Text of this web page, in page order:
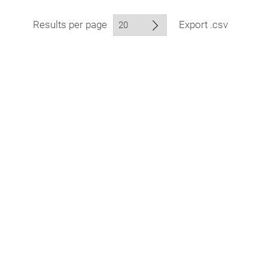
Results per page Export .csv